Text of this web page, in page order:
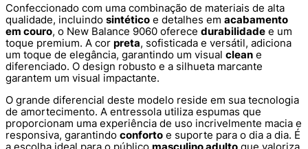
Confeccionado com uma combinação de materiais de alta
qualidade, incluindo sintético e detalhes em acabamento
em couro, o New Balance 9060 oferece durabilidade e um
toque premium. A cor preta, sofisticada e versátil, adiciona
um toque de elegância, garantindo um visual clean e
diferenciado. O design robusto e a silhueta marcante
garantem um visual impactante.
O grande diferencial deste modelo reside em sua tecnologia
de amortecimento. A entressola utiliza espumas que
proporcionam uma experiência de uso incrivelmente macia e
responsiva, garantindo conforto e suporte para o dia a dia. É